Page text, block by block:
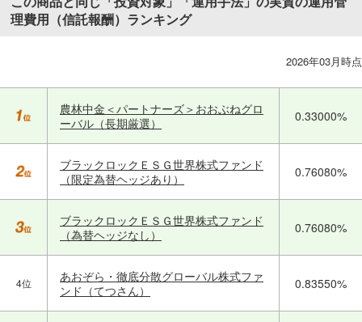
理費用（信託報酬）ランキング
2026年03月時点
農林中金＜パートナーズ＞おおぶねグロ
ーバル（長期厳選）
0.33000%
ブラックロックＥＳＧ世界株式ファンド
（限定為替ヘッジあり）
0.76080%
ブラックロックＥＳＧ世界株式ファンド
（為替ヘッジなし）
0.76080%
4位
あおぞら・徹底分散グローバル株式ファ
ンド（てつさん）
0.83550%